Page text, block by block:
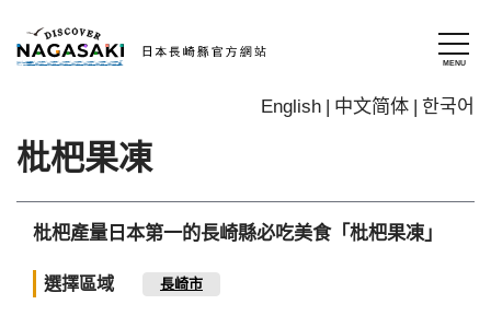
English 中文简体 한국어
枇杷果凍
枇杷產量日本第一的長崎縣必吃美食「枇杷果凍」
選擇區域 長崎市